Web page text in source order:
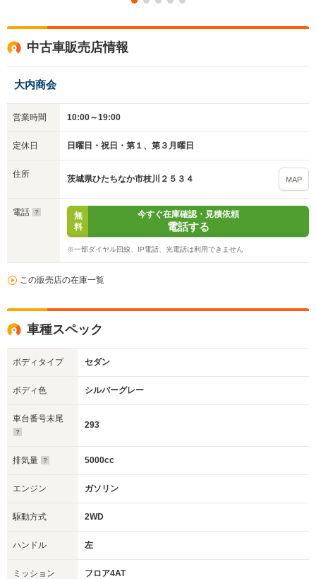
中古車販売店情報
大内商会
営業時間 10:00～19:00
定休日 日曜日・祝日・第１、第３月曜日
住所 茨城県ひたちなか市枝川２５３４ MAP
電話
無
料
今すぐ在庫確認・見積依頼
電話する
※一部ダイヤル回線、IP電話、光電話は利用できません
この販売店の在庫一覧
車種スペック
ボディタイプ セダン
ボディ色 シルバーグレー
車台番号末尾
293
排気量 5000cc
エンジン ガソリン
駆動方式 2WD
ハンドル 左
ミッション フロア4AT
※次回問い合わせをする際に自動入力されます
いいえ はい